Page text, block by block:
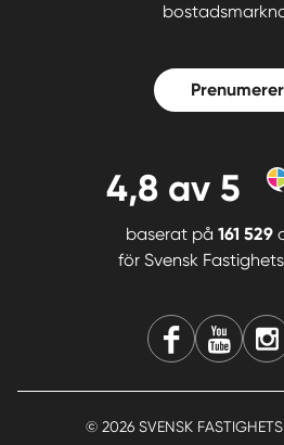
4,8 av 5
baserat på 161 529
för Svensk
© 2026 SVENSK